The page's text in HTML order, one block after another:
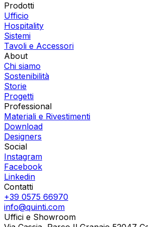
Prodotti
Ufficio
Hospitality
Sistemi
Tavoli e Accessori
About
Chi siamo
Sostenibilità
Storie
Progetti
Professional
Materiali e Rivestimenti
Download
Designers
Social
Instagram
Facebook
Linkedin
Contatti
+39 0575 66970
info@quinti.com
Uffici e Showroom